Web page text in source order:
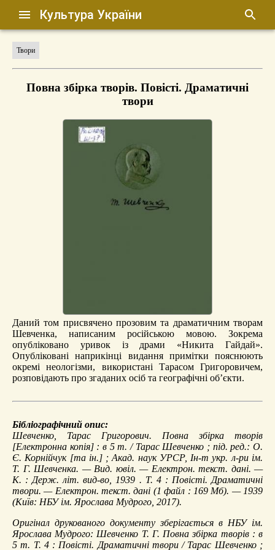
Культура України
Твори
Повна збірка творів. Повісті. Драматичні
твори
Даний том присвячено прозовим та драматичним творам
Шевченка, написаним російською мовою. Зокрема
опубліковано уривок із драми «Никита Гайдай».
Опубліковані наприкінці видання примітки пояснюють
окремі неологізми, використані Тарасом Григоровичем,
розповідають про згаданих осіб та географічні об’єкти.
Бібліографічний опис:
Шевченко, Тарас Григорович. Повна збірка творів
[Електронна копія] : в 5 т. / Тарас Шевченко ; під. ред.: О.
Є. Корнійчук [та ін.] ; Акад. наук УРСР, Ін-т укр. л-ри ім.
Т. Г. Шевченка. — Вид. ювіл. — Електрон. текст. дані. —
К. : Держ. літ. вид-во, 1939 . Т. 4 : Повісті. Драматичні
твори. — Електрон. текст. дані (1 файл : 169 Мб). — 1939
(Київ: НБУ ім. Ярослава Мудрого, 2017).
Оригінал друкованого документу зберігається в НБУ ім.
Ярослава Мудрого: Шевченко Т. Г. Повна збірка творів : в
5 т. Т. 4 : Повісті. Драматичні твори / Тарас Шевченко ;